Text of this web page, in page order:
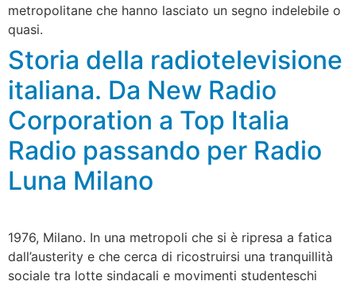
metropolitane che hanno lasciato un segno indelebile o
quasi.
Storia della radiotelevisione
italiana. Da New Radio
Corporation a Top Italia
Radio passando per Radio
Luna Milano
1976, Milano. In una metropoli che si è ripresa a fatica
dall’austerity e che cerca di ricostruirsi una tranquillità
sociale tra lotte sindacali e movimenti studenteschi